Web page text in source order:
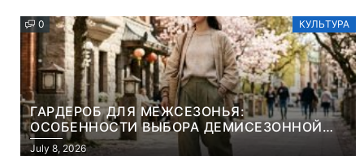
0 КУЛЬТУРА
ГАРДЕРОБ ДЛЯ МЕЖСЕЗОНЬЯ:
ОСОБЕННОСТИ ВЫБОРА ДЕМИСЕЗОННОЙ
ПАРКИ И ЭЛЕГАНТНОГО ЖЕНСКОГО ПЛАЩА
July 8, 2026